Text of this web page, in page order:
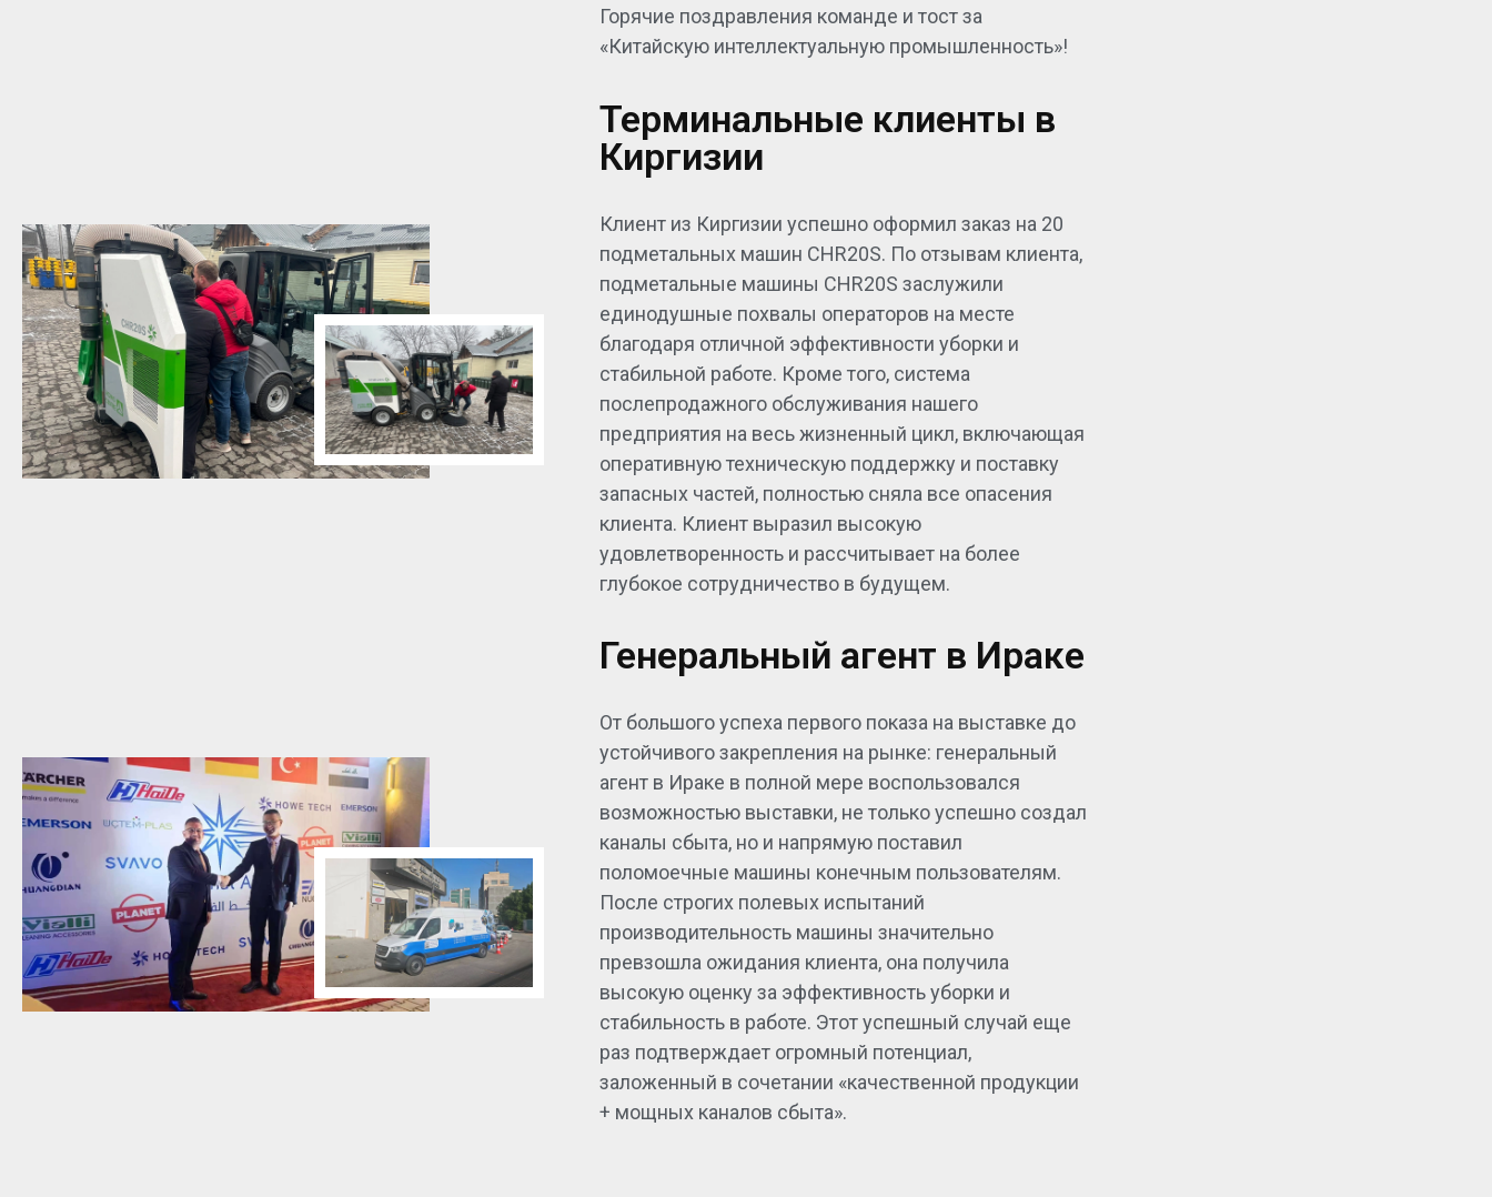
Горячие поздравления команде и тост за
«Китайскую интеллектуальную промышленность»!
Терминальные клиенты в
Киргизии
Клиент из Киргизии успешно оформил заказ на 20
подметальных машин CHR20S. По отзывам клиента,
подметальные машины CHR20S заслужили
единодушные похвалы операторов на месте
благодаря отличной эффективности уборки и
стабильной работе. Кроме того, система
послепродажного обслуживания нашего
предприятия на весь жизненный цикл, включающая
оперативную техническую поддержку и поставку
запасных частей, полностью сняла все опасения
клиента. Клиент выразил высокую
удовлетворенность и рассчитывает на более
глубокое сотрудничество в будущем.
Генеральный агент в Ираке
От большого успеха первого показа на выставке до
устойчивого закрепления на рынке: генеральный
агент в Ираке в полной мере воспользовался
возможностью выставки, не только успешно создал
каналы сбыта, но и напрямую поставил
поломоечные машины конечным пользователям.
После строгих полевых испытаний
производительность машины значительно
превзошла ожидания клиента, она получила
высокую оценку за эффективность уборки и
стабильность в работе. Этот успешный случай еще
раз подтверждает огромный потенциал,
заложенный в сочетании «качественной продукции
+ мощных каналов сбыта».